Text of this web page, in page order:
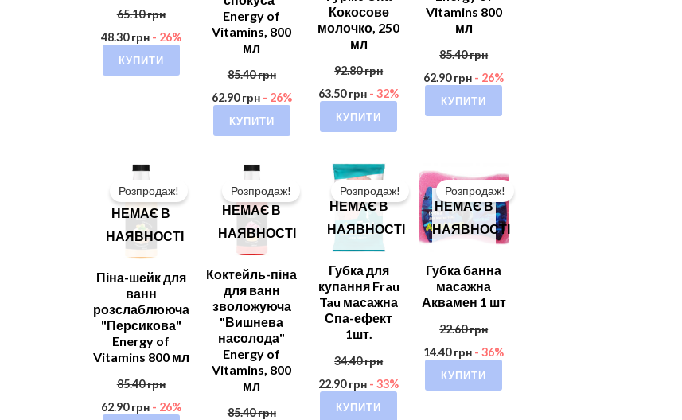
65.10грн
48.30грн- 26%
КУПИТИ
Energy of
Vitamins, 800
мл
85.40грн
62.90грн- 26%
КУПИТИ
Кокосове
молочко, 250
мл
92.80грн
63.50грн - 32%
КУПИТИ
Vitamins 800
мл
85.40грн
62.90грн - 26%
КУПИТИ
НЕМАЄ В
НАЯВНОСТІ
Розпродаж!
Піна-шейк для
ванн
розслаблююча
"Персикова"
Energy of
Vitamins 800 мл
85.40грн
62.90грн- 26%
НЕМАЄ В
НАЯВНОСТІ
Розпродаж!
Коктейль-піна
для ванн
зволожуюча
"Вишнева
насолода"
Energy of
Vitamins, 800
мл
85.40грн
НЕМАЄ В
НАЯВНОСТІ
Розпродаж!
Губка для
купання Frau
Tau масажна
Спа-ефект
1шт.
34.40грн
22.90грн - 33%
КУПИТИ
НЕМАЄ В
НАЯВНОСТІ
Розпродаж!
Губка банна
масажна
Аквамен 1 шт
22.60грн
14.40грн - 36%
КУПИТИ